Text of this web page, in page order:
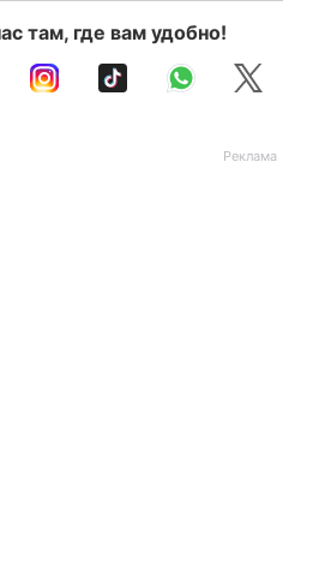
там, где вам удобно!